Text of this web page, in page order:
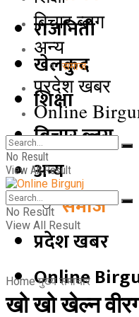
राजनिती
खेलकुद
शिक्षा
बिचार ब्लग
अन्य
समाज
प्रदेश खबर
Online
बिचार ब्लग
अन्य
समाज
प्रदेश खबर
Online
No Result
View All Result
No Result
View All Result
Home मुख्य समाचार
खो खो खेल्न